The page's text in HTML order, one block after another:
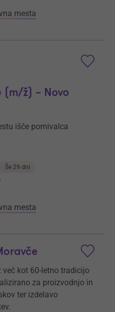
mesta
(m/ž) – Novo
išče pomivalca
Še 29 dni
mesta
več kot 60-letno tradicijo
za proizvodnjo in
ter izdelavo